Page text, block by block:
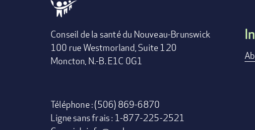
Conseil de la santé du Nouveau-Brunswick
100 rue Westmorland, Suite 120
Moncton, N.-B. E1C 0G1
Téléphone : (506) 869-6870
Ligne sans frais : 1-877-225-2521